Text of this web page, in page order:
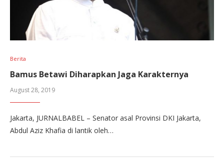
Berita
Bamus Betawi Diharapkan Jaga Karakternya
August 28, 2019
Jakarta, JURNALBABEL – Senator asal Provinsi DKI Jakarta,
Abdul Aziz Khafia di lantik oleh…